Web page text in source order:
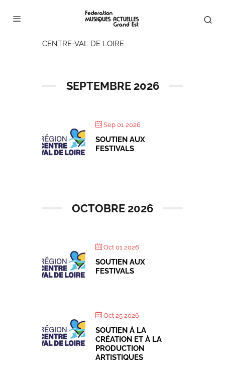
CENTRE-VAL DE LOIRE
SEPTEMBRE 2026
Sep 01 2026
SOUTIEN AUX
FESTIVALS
OCTOBRE 2026
Oct 01 2026
SOUTIEN AUX
FESTIVALS
Oct 25 2026
SOUTIEN À LA
CRÉATION ET À LA
PRODUCTION
ARTISTIQUES